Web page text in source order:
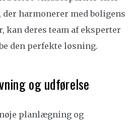
harmonerer med boligens
deres team af eksperter
den perfekte løsning.
og udførelse
planlægning og